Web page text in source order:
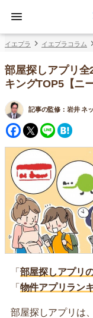
イエプラ イエプラコラム
部屋探しアプリ
キングTOP5【ニ
記事の監修： 岩井 ネ
Twitter
Line
「 部屋探しアプリ
「 物件アプリラン
部屋探しアプリは